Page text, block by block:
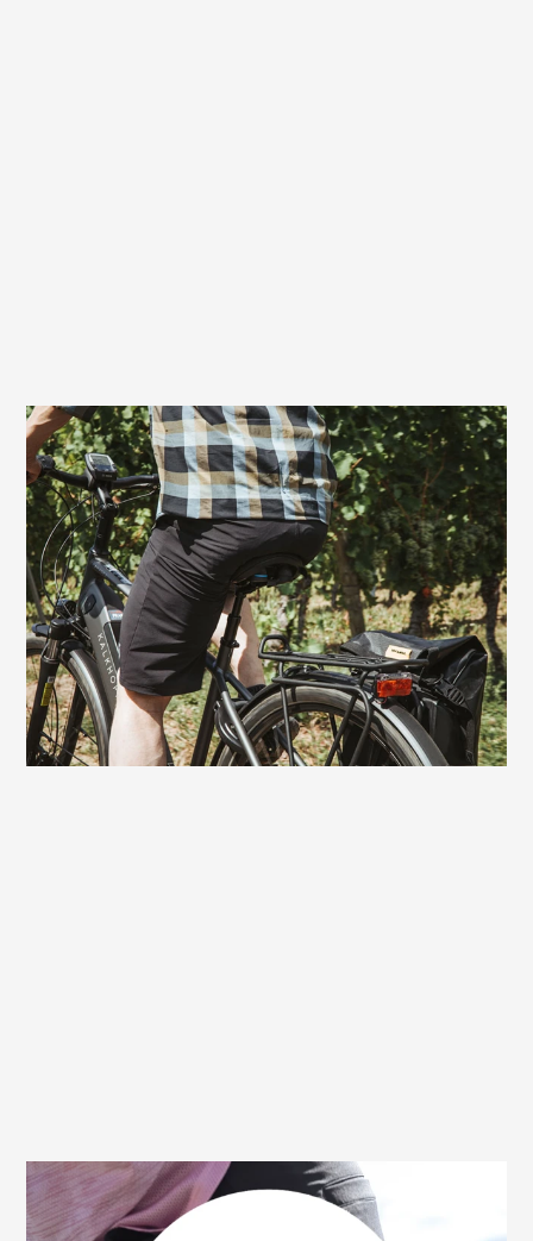
Sehr gute Wahl auch für E-Biker
Wenn du mit Motorunterstützung
unterwegs bist, bietet dir der Fisio Gel Max
Men ebenfalls sehr guten Komfort. Mit
einem Touren- oder Trekking-E-Bike
werden die Ausfahrten schon mal etwas
länger und anspruchsvoller. Auf diesem
Sattel hast du Fahrspaß bis zum Ziel –
ohne Sitzstress.
30 Tage Geld-zurück-Garantie